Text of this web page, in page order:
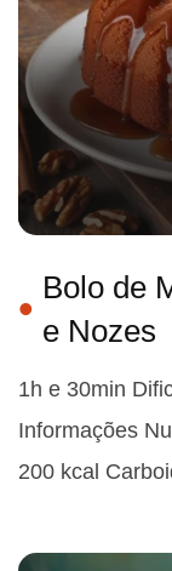
Bolo de
e Nozes
1h e 30min
Informações
200 kcal